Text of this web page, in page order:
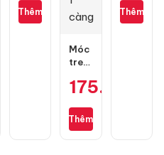
gai
kim
Thêm
Móc
treo
GH
1
càng
175.000
Thêm
1L
Thêm